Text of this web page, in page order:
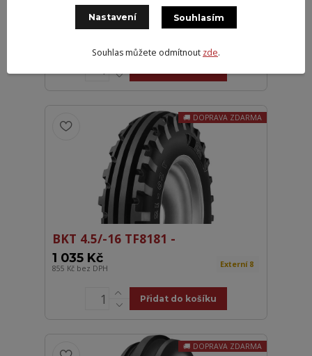
BKT 16x6,50-8 72 LG306 TL 6PR
1 023 Kč
DOPRAVA ZDARMA
BKT 4.5/-16 TF8181 -
1 035 Kč
855 Kč bez DPH Externí 8
Přidat do košíku
DOPRAVA ZDARMA
Nastavení Souhlasím
Souhlas můžete odmítnout zde.